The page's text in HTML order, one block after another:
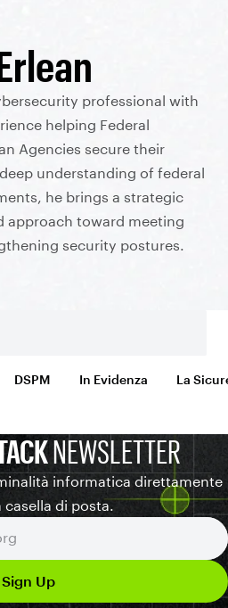
professional with
helping Federal
Agencies secure their
understanding of federal
he brings a strategic
approach toward meeting
security postures.
DSPM In Evidenza La
NEWSLETTER
informatica direttamente
casella di posta.